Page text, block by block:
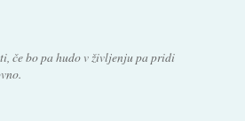
če bo pa hudo v življenju pa pridi